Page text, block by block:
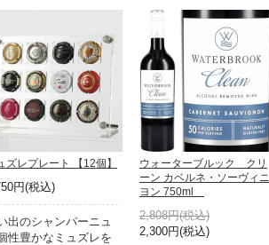
ズレプレート 【12個】
円(税込)
出のシャンパーニュ
性豊かなミュズレを
ウォーターブルック クリ
ーン カベルネ・ソーヴィニ
ヨン 750ml
2,808円(税込)
2,300円(税込)